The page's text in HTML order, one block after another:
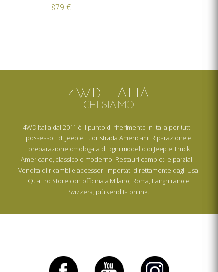
879 €
4WD ITALIA
CHI SIAMO
4WD Italia dal 2011 è il punto di riferimento in Italia per tutti i
possessori di Jeep e Fuoristrada Americani. Riparazione e
preparazione omologata di ogni modello di Jeep e Truck
Americano, classico o moderno. Restauri completi e parziali .
Vendita di ricambi e accessori importati direttamente dagli Usa.
Quattro Store con officina a Milano, Roma, Langhirano e
Svizzera, più vendita online.